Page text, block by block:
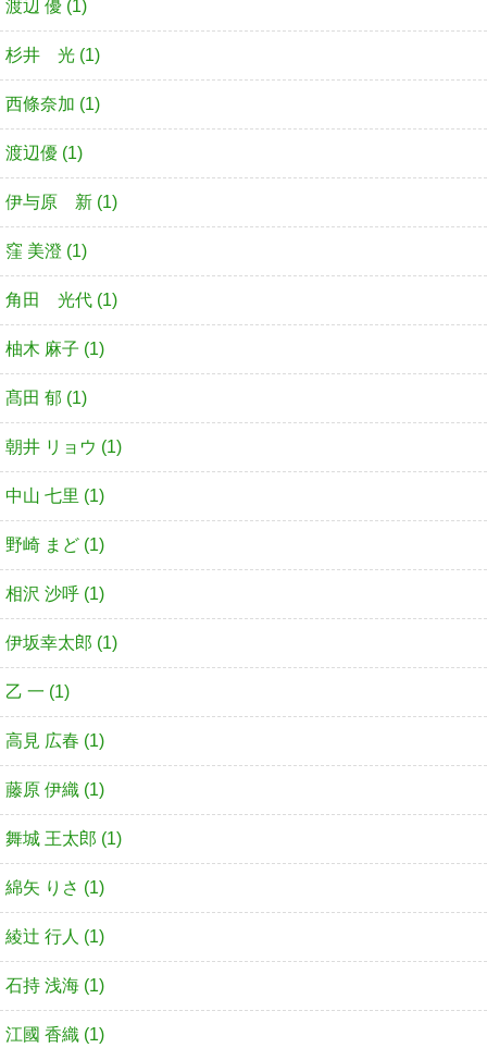
渡辺 優 (1)
杉井 光 (1)
西條奈加 (1)
渡辺優 (1)
伊与原 新 (1)
窪 美澄 (1)
角田 光代 (1)
柚木 麻子 (1)
髙田 郁 (1)
朝井 リョウ (1)
中山 七里 (1)
野崎 まど (1)
相沢 沙呼 (1)
伊坂幸太郎 (1)
乙 一 (1)
高見 広春 (1)
藤原 伊織 (1)
舞城 王太郎 (1)
綿矢 りさ (1)
綾辻 行人 (1)
石持 浅海 (1)
江國 香織 (1)